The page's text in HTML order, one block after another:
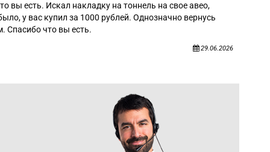
вы есть. Искал накладку на тоннель на свое авео,
у вас купил за 1000 рублей. Однозначно вернусь
Спасибо что вы есть.
29.06.2026